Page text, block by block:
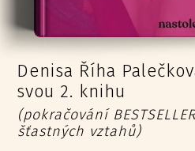
Denisa Říha
svou 2. knihu
(pokračování
šťastných vztahů)